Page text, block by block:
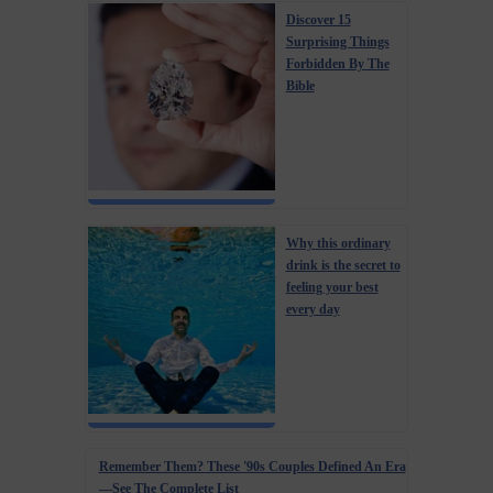
Discover 15
Surprising Things
Forbidden By The
Bible
Why this ordinary
drink is the secret to
feeling your best
every day
Remember Them? These '90s Couples Defined An Era
—See The Complete List